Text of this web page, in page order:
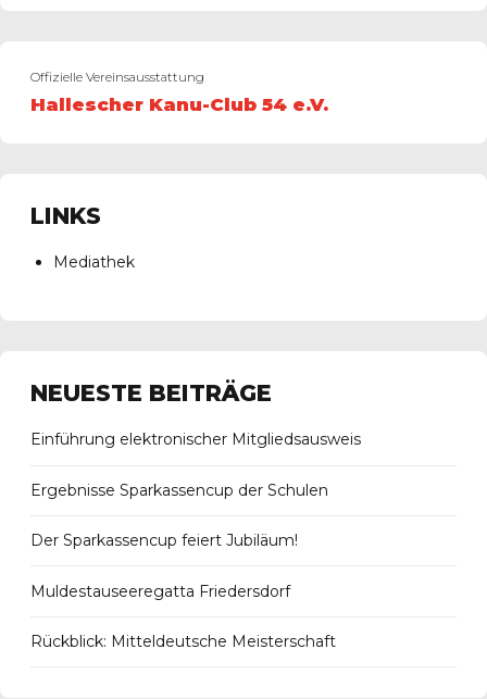
Offizielle Vereinsausstattung
Hallescher Kanu-Club 54 e.V.
LINKS
Mediathek
NEUESTE BEITRÄGE
Einführung elektronischer Mitgliedsausweis
Ergebnisse Sparkassencup der Schulen
Der Sparkassencup feiert Jubiläum!
Muldestauseeregatta Friedersdorf
Rückblick: Mitteldeutsche Meisterschaft